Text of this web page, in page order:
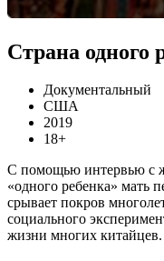
Страна одного
Документальный
США
2019
18+
С помощью интервью с
«одного ребенка» мать
срывает покров
социального
жизни многих китайцев.